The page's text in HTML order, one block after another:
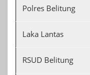
Polres Belitung
Laka Lantas
RSUD Belitung